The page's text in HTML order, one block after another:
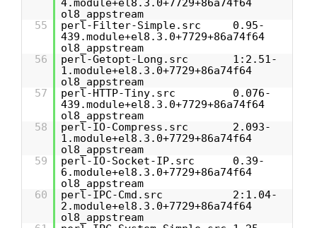
4.module+el8.3.0+7729+86a74f64
ol8_appstream
55
perl-Filter-Simple.src 0.95-
439.module+el8.3.0+7729+86a74f64
ol8_appstream
56
perl-Getopt-Long.src 1:2.51-
1.module+el8.3.0+7729+86a74f64
ol8_appstream
57
perl-HTTP-Tiny.src 0.076-
439.module+el8.3.0+7729+86a74f64
ol8_appstream
58
perl-IO-Compress.src 2.093-
1.module+el8.3.0+7729+86a74f64
ol8_appstream
59
perl-IO-Socket-IP.src 0.39-
6.module+el8.3.0+7729+86a74f64
ol8_appstream
60
perl-IPC-Cmd.src 2:1.04-
2.module+el8.3.0+7729+86a74f64
ol8_appstream